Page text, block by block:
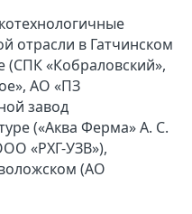
отрасли в Гатчинском
(СПК «Кобраловский»,
АО «ПЗ
завод
(«Аква Ферма» А. С.
«РХГ-УЗВ»),
(АО